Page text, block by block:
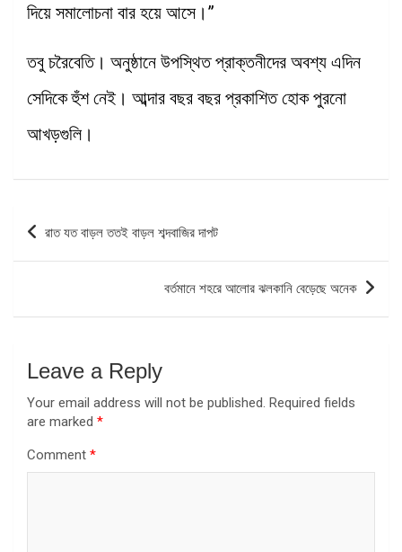
দিয়ে সমালোচনা বার হয়ে আসে।”
তবু চরৈবেতি। অনুষ্ঠানে উপস্থিত প্রাক্তনীদের অবশ্য এদিন
সেদিকে হুঁশ নেই। আব্দার বছর বছর প্রকাশিত হোক পুরনো
আখড়গুলি।
Post
navigation
রাত যত বাড়ল ততই বাড়ল শব্দবাজির দাপট
বর্তমানে শহরে আলোর ঝলকানি বেড়েছে অনেক
Leave a Reply
Your email address will not be published. Required fields
are marked *
Comment *